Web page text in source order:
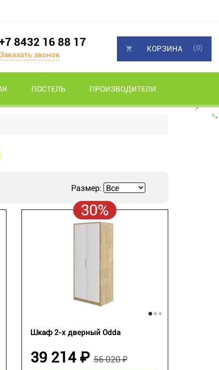
8432 16 88 17
Заказать звонок
ПОСТЕЛЬ ПРОИЗВОДИТЕЛИ
КОРЗИНА (0)
Размер:
30%
Шкаф 2-х дверный Odda
56 020 ₽
39 214 ₽